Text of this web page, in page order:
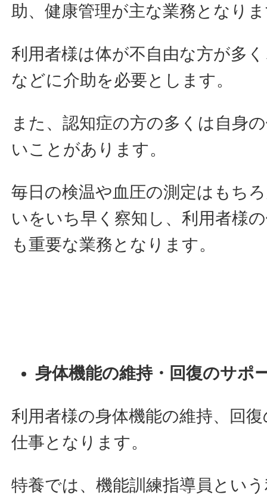
助、健康管理が主な業務となり
利用者様は体が不自由な方が多
などに介助を必要とします。
また、認知症の方の多くは自身
いことがあります。
毎日の検温や血圧の測定はもち
いをいち早く察知し、利用者様
も重要な業務となります。
身体機能の維持・回復のサポ
利用者様の身体機能の維持、回
仕事となります。
特養では、機能訓練指導員とい